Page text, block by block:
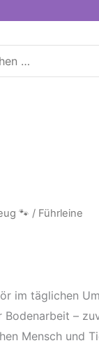
🐾 / Führleine
im täglichen
–
Mensch und